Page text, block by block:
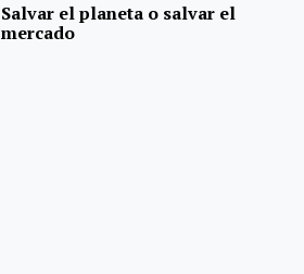
Salvar el planeta o salvar el
mercado